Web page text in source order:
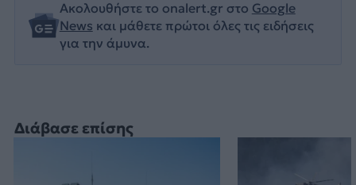
Διάβασε επίσης
Ακολουθήστε το onalert.gr στο Google
News και μάθετε πρώτοι όλες τις ειδήσεις
για την άμυνα.